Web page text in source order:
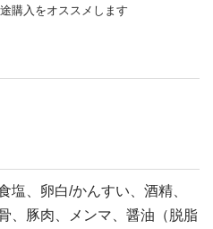
購入をオススメします
塩、卵白/かんすい、酒精、
、豚肉、メンマ、醤油（脱脂